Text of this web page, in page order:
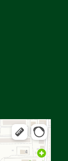
іздеу